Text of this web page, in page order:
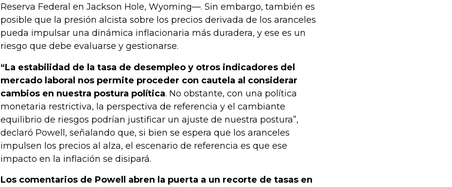
Reserva Federal en Jackson Hole, Wyoming—. Sin embargo, también es
posible que la presión alcista sobre los precios derivada de los aranceles
pueda impulsar una dinámica inflacionaria más duradera, y ese es un
riesgo que debe evaluarse y gestionarse.
“La estabilidad de la tasa de desempleo y otros indicadores del
mercado laboral nos permite proceder con cautela al considerar
cambios en nuestra postura política. No obstante, con una política
monetaria restrictiva, la perspectiva de referencia y el cambiante
equilibrio de riesgos podrían justificar un ajuste de nuestra postura”,
declaró Powell, señalando que, si bien se espera que los aranceles
impulsen los precios al alza, el escenario de referencia es que ese
impacto en la inflación se disipará.
Los comentarios de Powell abren la puerta a un recorte de tasas en